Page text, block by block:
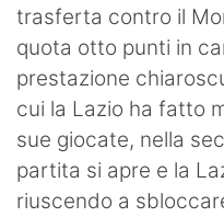
trasferta contro il
quota otto punti in
prestazione
cui la Lazio ha fatto
sue giocate, nella
partita si apre e la
riuscendo a